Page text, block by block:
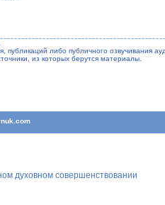
либо публичного озвучивания
из которых берутся материалы.
духовном совершенствовании